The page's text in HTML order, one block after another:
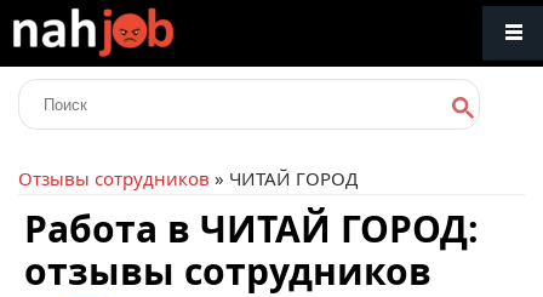
Отзывы сотрудников » ЧИТАЙ ГОРОД
Работа в ЧИТАЙ ГОРОД:
отзывы сотрудников